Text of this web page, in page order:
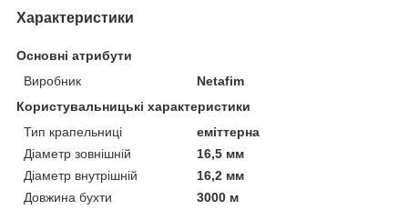
Характеристики
Основні атрибути
Виробник
Netafim
Користувальницькі характеристики
Тип крапельниці
еміттерна
Діаметр зовнішній
16,5 мм
Діаметр внутрішній
16,2 мм
Довжина бухти
3000 м